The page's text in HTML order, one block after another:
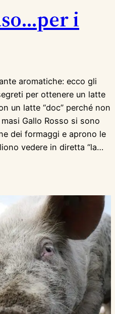
i
aromatiche: ecco gli
per ottenere un latte
un latte “doc” perché non
Gallo Rosso si sono
dei formaggi e aprono le
vedere in diretta “la…